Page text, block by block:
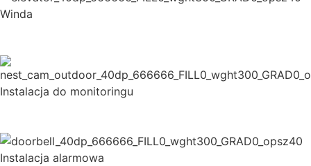
Winda
Instalacja do monitoringu
Instalacja alarmowa